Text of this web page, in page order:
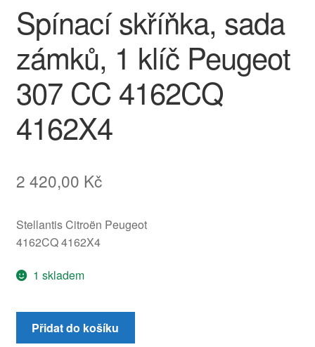
Reklamační řád
Vrakoviště Citroën
Spínací skříňka, sada
zámků, 1 klíč Peugeot
307 CC 4162CQ
4162X4
2 420,00 Kč
Stellantis Citroën Peugeot
4162CQ 4162X4
1 skladem
Spínací
skříňka,
Přidat do košíku